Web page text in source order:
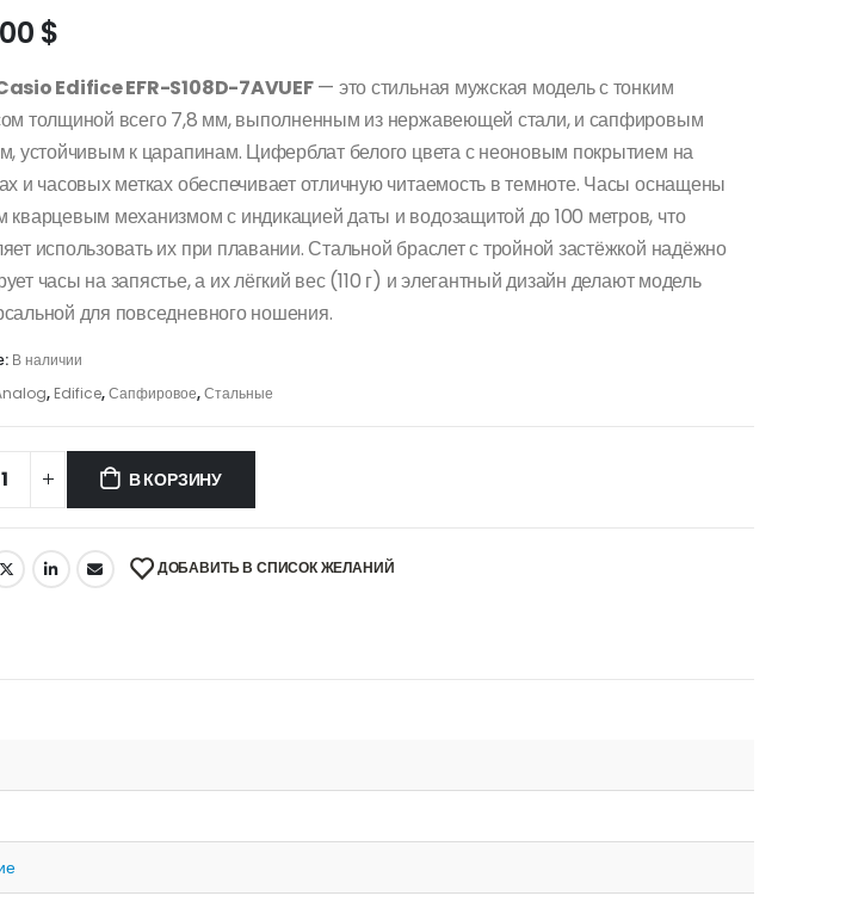
$
Edifice EFR-S108D-7AVUEF— это стильная мужская модель с тонким
толщиной всего 7,8 мм, выполненным из нержавеющей стали, и сапфировым
устойчивым к царапинам. Циферблат белого цвета с неоновым покрытием на
и часовых метках обеспечивает отличную читаемость в темноте. Часы оснащены
кварцевым механизмом с индикацией даты и водозащитой до 100 метров, что
использовать их при плавании. Стальной браслет с тройной застёжкой надёжно
часы на запястье, а их лёгкий вес (110 г) и элегантный дизайн делают модель
для повседневного ношения.
В наличии
, Edifice,Сапфировое,Стальные
В КОРЗИНУ
ДОБАВИТЬ В СПИСОК ЖЕЛАНИЙ